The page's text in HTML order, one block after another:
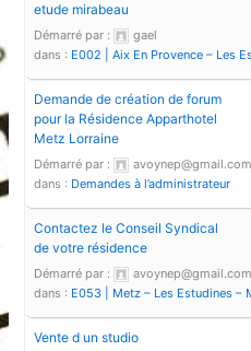
etude mirabeau
Démarré par :
gael
dans : E002 | Aix En Provence – Les
Demande de création de forum
pour la Résidence Apparthotel
Metz Lorraine
Démarré par :
avoynep@gmail.com
dans : Demandes à l’administrateur
Contactez le Conseil Syndical
de votre résidence
Démarré par :
avoynep@gmail.com
dans : E053 | Metz – Les Estudines –
Vente d un studio